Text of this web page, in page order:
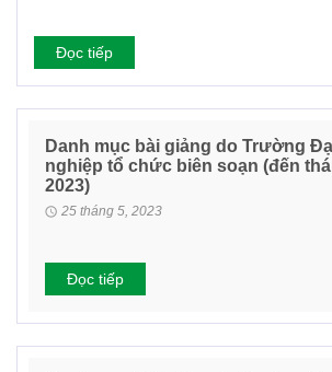
Đọc tiếp
Danh mục bài giảng do Trường
nghiệp tổ chức biên soạn (đến
2023)
25 tháng 5, 2023
Đọc tiếp